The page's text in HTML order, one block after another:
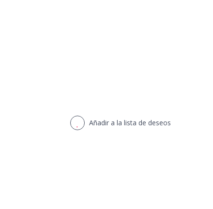
Añadir a la lista de deseos